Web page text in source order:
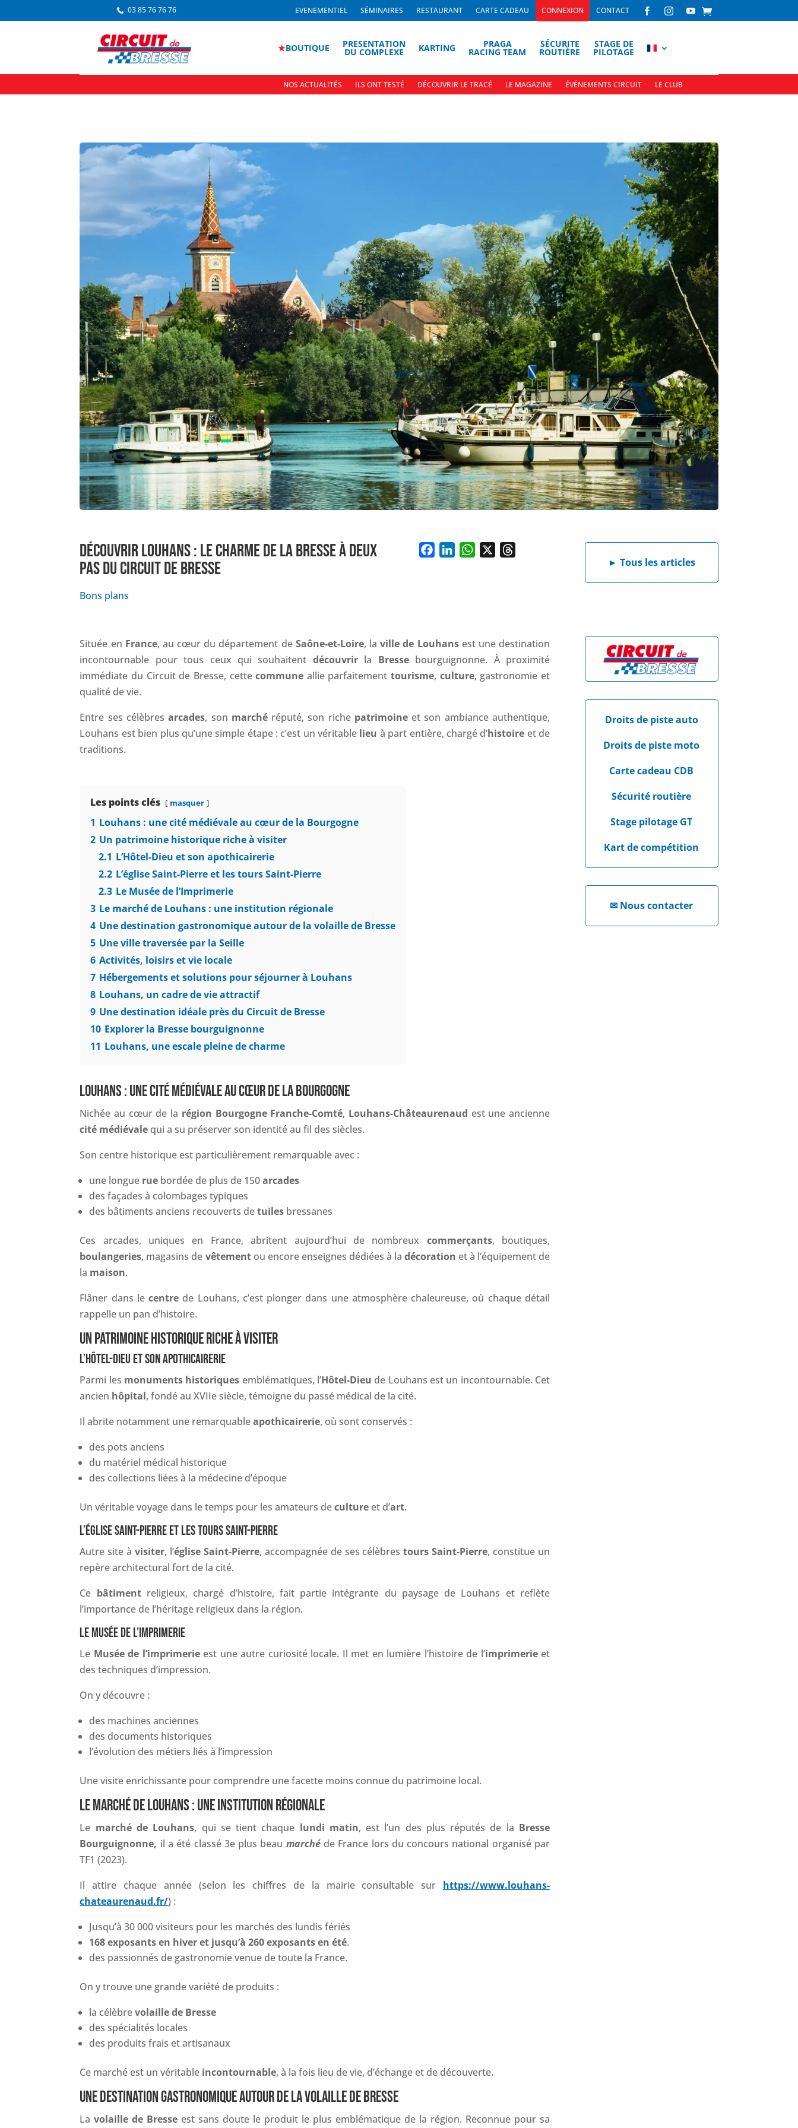
03 85 76 76 76 EVENEMENTIEL SÉMINAIRES RESTAURANT CARTE CADEAU CONNEXION CONTACT   
★BOUTIQUE PRESENTATION
DU COMPLEXE KARTING PRAGA
RACING TEAM
SÉCURITE
ROUTIÈRE
STAGE DE
PILOTAGE
NOS ACTUALITÉS ILS ONT TESTÉ DÉCOUVRIR LE TRACÉ LE MAGAZINE ÉVÉNEMENTS CIRCUIT LE CLUB
DÉCOUVRIR LOUHANS : LE CHARME DE LA BRESSE À DEUX
PAS DU CIRCUIT DE BRESSE
Bons plans
o
k
I
n
W
p
p
s
► Tous les articles
Située en France, au cœur du département de Saône-et-Loire, laville de Louhansest une destination
incontournable pour tous ceux qui souhaitent découvrirla Bressebourguignonne. À proximité
immédiate du Circuit de Bresse, cettecommune allie parfaitementtourisme, culture, gastronomie et
qualité de vie.
Entre ses célèbresarcades, son marchéréputé, son riche patrimoineet son ambiance authentique,
Louhans est bien plus qu’une simple étape : c’est un véritable lieu à part entière, chargé d’histoire et de
traditions.
Les points clés masquer
1 Louhans : une cité médiévale au cœur de la Bourgogne
2 Un patrimoine historique riche à visiter
2.1 L’Hôtel-Dieu et son apothicairerie
2.2 L’église Saint-Pierre et les tours Saint-Pierre
2.3 Le Musée de l’Imprimerie
3 Le marché de Louhans : une institution régionale
4 Une destination gastronomique autour de la volaille de Bresse
5 Une ville traversée par la Seille
6 Activités, loisirs et vie locale
7 Hébergements et solutions pour séjourner à Louhans
8 Louhans, un cadre de vie attractif
9 Une destination idéale près du Circuit de Bresse
10 Explorer la Bresse bourguignonne
11 Louhans, une escale pleine de charme
LOUHANS : UNE CITÉ MÉDIÉVALE AU CŒUR DE LA BOURGOGNE
Nichée au cœur de la région Bourgogne Franche-Comté, Louhans-Châteaurenaud est une ancienne
cité médiévale qui a su préserver son identité au fil des siècles.
Son centre historique est particulièrement remarquable avec :
une longue rue bordée de plus de 150arcades
des façades à colombages typiques
des bâtiments anciens recouverts detuiles bressanes
Ces arcades, uniques en France, abritent aujourd’hui de nombreux commerçants, boutiques,
boulangeries, magasins de vêtementou encore enseignes dédiées à la décoration et à l’équipement de
la maison.
Flâner dans lecentre de Louhans, c’est plonger dans une atmosphère chaleureuse, où chaque détail
rappelle un pan d’histoire.
UN PATRIMOINE HISTORIQUE RICHE À VISITER
L’HÔTEL-DIEU ET SON APOTHICAIRERIE
Parmi les monuments historiques emblématiques, l’Hôtel-Dieu de Louhans est un incontournable. Cet
ancien hôpital, fondé au XVIIe siècle, témoigne du passé médical de la cité.
Il abrite notamment une remarquableapothicairerie, où sont conservés :
des pots anciens
du matériel médical historique
des collections liées à la médecine d’époque
Un véritable voyage dans le temps pour les amateurs deculture et d’art.
L’ÉGLISE SAINT-PIERRE ET LES TOURS SAINT-PIERRE
Autre site àvisiter, l’église Saint-Pierre, accompagnée de ses célèbrestours Saint-Pierre, constitue un
repère architectural fort de la cité.
Ce bâtimentreligieux, chargé d’histoire, fait partie intégrante du paysage de Louhans et reflète
l’importance de l’héritage religieux dans la région.
LE MUSÉE DE L’IMPRIMERIE
Le Musée de l’imprimerieest une autre curiosité locale. Il met en lumière l’histoire de l’imprimerieet
des techniques d’impression.
On y découvre :
des machines anciennes
des documents historiques
l’évolution des métiers liés à l’impression
Une visite enrichissante pour comprendre une facette moins connue du patrimoine local.
LE MARCHÉ DE LOUHANS : UNE INSTITUTION RÉGIONALE
Le marché de Louhans, qui se tient chaque lundi matin, est l’un des plus réputés de la Bresse
Bourguignonne, il a été classé 3e plus beau marchéde France lors du concours national organisé par
TF1 (2023).
Il attire chaque année (selon les chiffres de la mairie consultable sur https://www.louhans-
chateaurenaud.fr/) :
Jusqu’à 30 000 visiteurs pour les marchés des lundis fériés
168 exposants en hiver et jusqu’à 260 exposants en été.
des passionnés de gastronomie venue de toute la France.
On y trouve une grande variété de produits :
la célèbrevolaille de Bresse
des spécialités locales
des produits frais et artisanaux
Ce marché est un véritable incontournable, à la fois lieu de vie, d’échange et de découverte.
UNE DESTINATION GASTRONOMIQUE AUTOUR DE LA VOLAILLE DE BRESSE
Lavolaille de Bresse est sans doute le produit le plus emblématique de la région. Reconnue pour sa
Droits de piste auto
Droits de piste moto
Carte cadeau CDB
Sécurité routière
Stage pilotage GT
Kart de compétition
✉ Nous contacter